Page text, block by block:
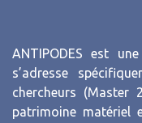
ANTIPODES est
s’adresse
chercheurs
patrimoine matériel